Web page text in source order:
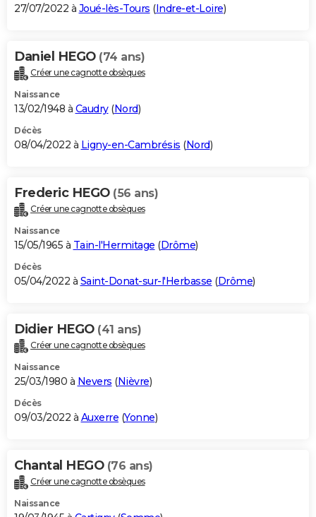
27/07/2022 à Joué-lès-Tours (Indre-et-Loire)
Daniel HEGO (74 ans)
Créer une cagnotte obsèques
Naissance
13/02/1948 à Caudry(Nord)
Décès
08/04/2022 à Ligny-en-Cambrésis (Nord)
Frederic HEGO (56 ans)
Créer une cagnotte obsèques
Naissance
15/05/1965 à Tain-l'Hermitage (Drôme)
Décès
05/04/2022 à Saint-Donat-sur-l'Herbasse (Drôme)
Didier HEGO (41 ans)
Créer une cagnotte obsèques
Naissance
25/03/1980 à Nevers (Nièvre)
Décès
09/03/2022 à Auxerre (Yonne)
Chantal HEGO (76 ans)
Créer une cagnotte obsèques
Naissance